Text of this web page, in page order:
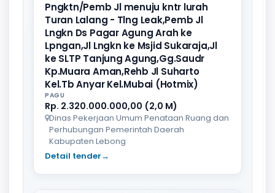
Pngktn/Pemb Jl menuju kntr lurah
Turan Lalang - Tlng Leak,Pemb Jl
Lngkn Ds Pagar Agung Arah ke
Lpngan,Jl Lngkn ke Msjid Sukaraja,Jl
ke SLTP Tanjung Agung,Gg.Saudr
Kp.Muara Aman,Rehb Jl Suharto
Kel.Tb Anyar Kel.Mubai (Hotmix)
PAGU
Rp. 2.320.000.000,00 (2,0 M)
Dinas Pekerjaan Umum Penataan Ruang dan
Perhubungan Pemerintah Daerah
Kabupaten Lebong
Detail tender→